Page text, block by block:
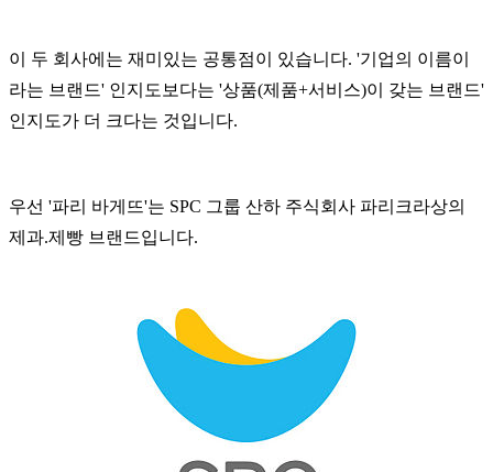
이 두 회사에는 재미있는 공통점이 있습니다. '기업의 이름이
라는 브랜드' 인지도보다는 '상품(제품+서비스)이 갖는 브랜드'
인지도가 더 크다는 것입니다.
우선 '파리 바게뜨'는 SPC 그룹 산하 주식회사 파리크라상의
제과.제빵 브랜드입니다.